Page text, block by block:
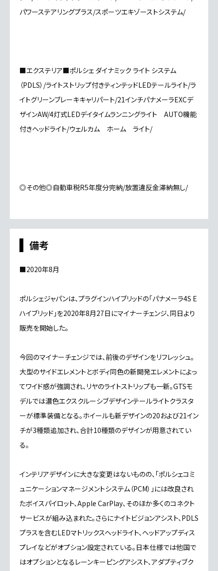
パワーステアリングプラス/スポーツエキゾーストシステム/
■エクステリア■ポルシェ ダイナミック ライト システム
（PDLS）/ライトストリップ付きティンテッドLEDテールライト/ラ
イトグリーンブレーキキャリパート/21インチパナメーラEXCデ
ザインAW/4灯式LEDデイタイムランニングライト AUTO機能
付きヘッドライト/ウェルカム ホーム ライト/
◎その他◎自動車税R5年度分完納/放置違反金滞納無し/
備考
■2020年8月
ポルシェジャパンは、プラグインハイブリッドの「パナメーラ4S E
ハイブリッド」を2020年8月27日にマイナーチェンジ、同日より
販売を開始した。
今回のマイナーチェンジでは、前後のデザインをリフレッシュ。
大型のサイドエレメントとボディ同色の新開発エレメントによっ
てワイド感が強調され、リヤのライトストリップも一新。GTSモ
デルでは濃色エクスクルーシブデザインテールライトクラスタ
ーが標準装備となる。ホイールも新デザインの20および21イン
チが3種類追加され、合計10種類のデザインが用意されてい
る。
インテリアデザインに大きな変更はないものの、「ポルシェコミ
ュニケーションマネージメントシステム（PCM）」には改良され
たボイスパイロット、Apple CarPlay、そのほか多くのコネクト
サービスが組み込まれた。さらにナイトビジョンアシスト、PDLS
プラスを含むLEDマトリックスヘッドライト、ヘッドアップディス
プレイなどがオプション設定されている。日本仕様では他国で
はオプションとなるレーンキーピングアシスト、アダプティブク